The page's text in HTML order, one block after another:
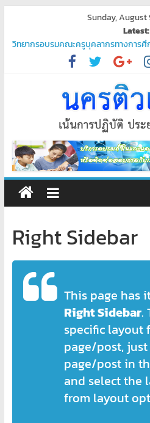
content
Sunday, August
Latest:
วิทยากรอบรมคณะครูบุคลากรทางการศึ
“ชวนมาช้อป นักเรียนสุขใจ”
โปรแกรมจัดการน้ำประปา
บริการรับเขียนโปรแกรม PHP ระดับมือ
บริการรับเขียนโปรแกรมระดับมืออาชีพ
พัฒนาระบบ ยืนยันตัวตนผ่านแอป Thaid
ศูนย์
อบรม
คอมพิวเตอ
สอน
พิเศษ
คอมพิวเตอ
Right Sidebar
This page has
Right Sidebar.
specific layout
page/post,
page/post in
and select the
from layout